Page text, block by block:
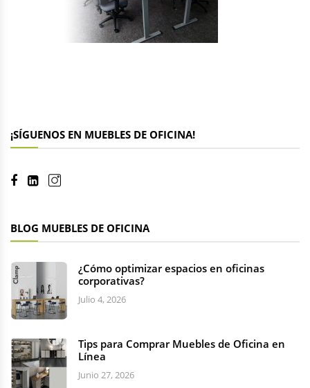
¡SÍGUENOS EN MUEBLES DE OFICINA!
BLOG MUEBLES DE OFICINA
¿Cómo optimizar espacios en oficinas
corporativas?
Julio 4, 2026
Tips para Comprar Muebles de Oficina en
Línea
Junio 27, 2026